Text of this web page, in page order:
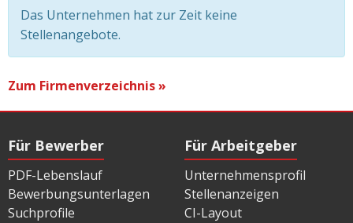
Das Unternehmen hat zur Zeit keine
Stellenangebote.
Zum Firmenverzeichnis »
Für Bewerber
PDF-Lebenslauf
Bewerbungsunterlagen
Suchprofile
Für Arbeitgeber
Unternehmensprofil
Stellenanzeigen
CI-Layout